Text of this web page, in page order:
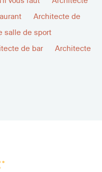
Architecte de
salle de sport
de bar
Architecte